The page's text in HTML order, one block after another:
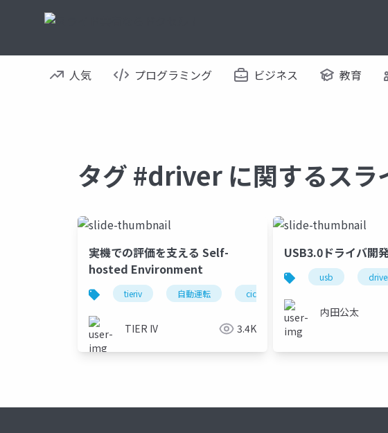
人気 プログラミング ビジネス 教育
タグ #driver に関するスラ
実機での評価を支える Self-
hosted Environment
tieriv 自動運転 cicd
TIER IV 3.4K
USB3.0ドライバ開
usb
内田公太